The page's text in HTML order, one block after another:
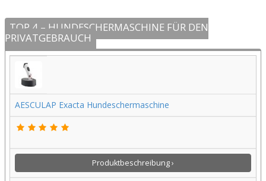
TOP 4 – HUNDESCHERMASCHINE FÜR DEN
PRIVATGEBRAUCH
AESCULAP Exacta Hundeschermaschine
Produktbeschreibung ›